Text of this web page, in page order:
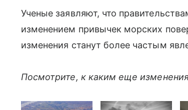
Ученые заявляют, что
изменением привычек морских
изменения станут более частым
Посмотрите, к каким еще